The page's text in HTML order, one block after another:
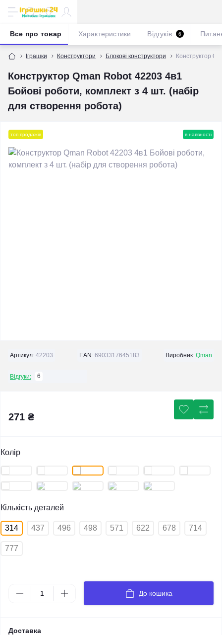
Іграшки Конструктори Блокові конструктори Конструктор
Конструктор Qman Robot 42203 4в1
Бойові роботи, комплект з 4 шт. (набір
для створення робота)
Все про товар Характеристики Відгуків 6
топ продажів в наявності
Артикул: 42203 EAN:6903317645183 Виробник: Qman
Відгуки: 6
271 ₴
Колір
Кількість деталей
314 437 496 498 571 622 678 714
777
До кошика
Доставка